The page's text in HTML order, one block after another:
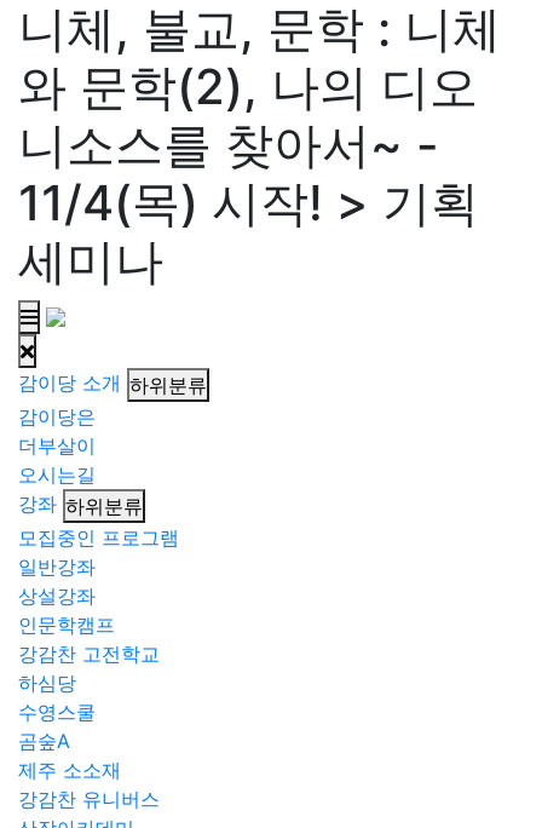
니체, 불교, 문학 : 니체
와 문학(2), 나의 디오
니소스를 찾아서~ -
11/4(목) 시작! > 기획
세미나
감이당 소개 하위분류
감이당은
더부살이
오시는길
강좌 하위분류
모집중인 프로그램
일반강좌
상설강좌
인문학캠프
강감찬 고전학교
하심당
수영스쿨
곰숲A
제주 소소재
강감찬 유니버스